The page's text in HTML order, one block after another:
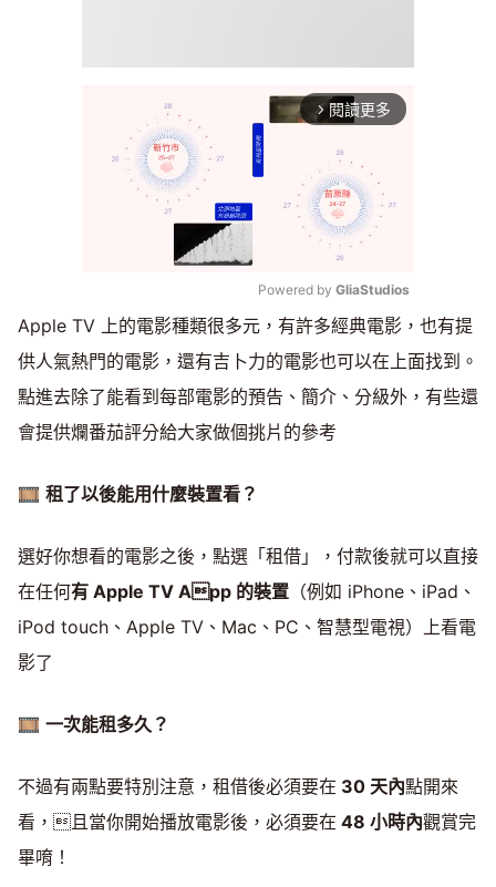
arrow_forward_ios 閱讀更多
Mute
Powered by GliaStudios
Apple TV 上的電影種類很多元，有許多經典電影，也有提
供人氣熱門的電影，還有吉卜力的電影也可以在上面找到。
點進去除了能看到每部電影的預告、簡介、分級外，有些還
會提供爛番茄評分給大家做個挑片的參考
🎞 租了以後能用什麼裝置看？
選好你想看的電影之後，點選「租借」，付款後就可以直接
在任何有 Apple TV App 的裝置 （例如 iPhone、iPad、
iPod touch、Apple TV、Mac、PC、智慧型電視）上看電
影了
🎞 一次能租多久？
不過有兩點要特別注意，租借後必須要在 30 天內點開來
看，且當你開始播放電影後，必須要在 48 小時內觀賞完
畢唷！